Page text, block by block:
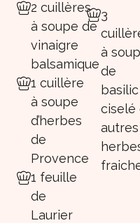
2 cuillères
à soupe de
vinaigre
balsamique
1 cuillère
à soupe
d’herbes
de
Provence
1 feuille
de
Laurier
3
à
de
basilic
ciselé
autres